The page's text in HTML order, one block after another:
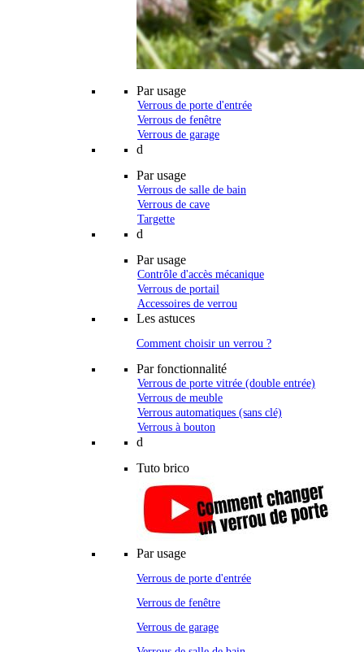
Par usage
Verrous de porte d'entrée
Verrous de fenêtre
Verrous de garage
d
Par usage
Verrous de salle de bain
Verrous de cave
Targette
d
Par usage
Contrôle d'accès mécanique
Verrous de portail
Accessoires de verrou
Les astuces
Comment choisir un verrou ?
Par fonctionnalité
Verrous de porte vitrée (double entrée)
Verrous de meuble
Verrous automatiques (sans clé)
Verrous à bouton
d
Tuto brico
Par usage
Verrous de porte d'entrée
Verrous de fenêtre
Verrous de garage